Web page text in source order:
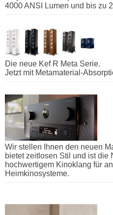
4000 ANSI Lumen und bis zu
Die neue Kef R Meta Serie.
Jetzt mit Metamaterial-
Wir stellen Ihnen den neuen
bietet zeitlosen Stil und ist die
hochwertigem Kinoklang für
Heimkinosysteme.